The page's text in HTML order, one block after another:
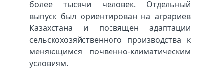
более тысячи человек. Отдельный
выпуск был ориентирован на аграриев
Казахстана и посвящен адаптации
сельскохозяйственного производства к
меняющимся почвенно-климатическим
условиям.